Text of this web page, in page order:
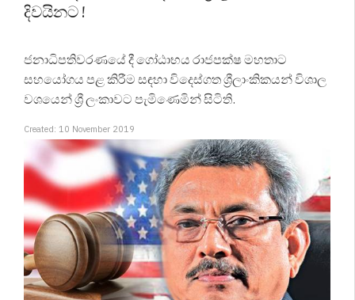
දිවයිනට !
ජනාධිපතිවරණයේ දී ගෝඨාභය රාජපක්ෂ මහතාට
සහයෝගය පළ කිරීම සඳහා විදෙස්ගත ශ්‍රීලාංකිකයන් විශාල
වශයෙන් ශ්‍රී ලංකාවට පැමිණෙමින් සිටිති.
Created: 10 November 2019